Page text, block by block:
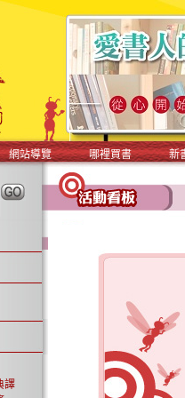
網站導覽 哪裡買書 新
譯